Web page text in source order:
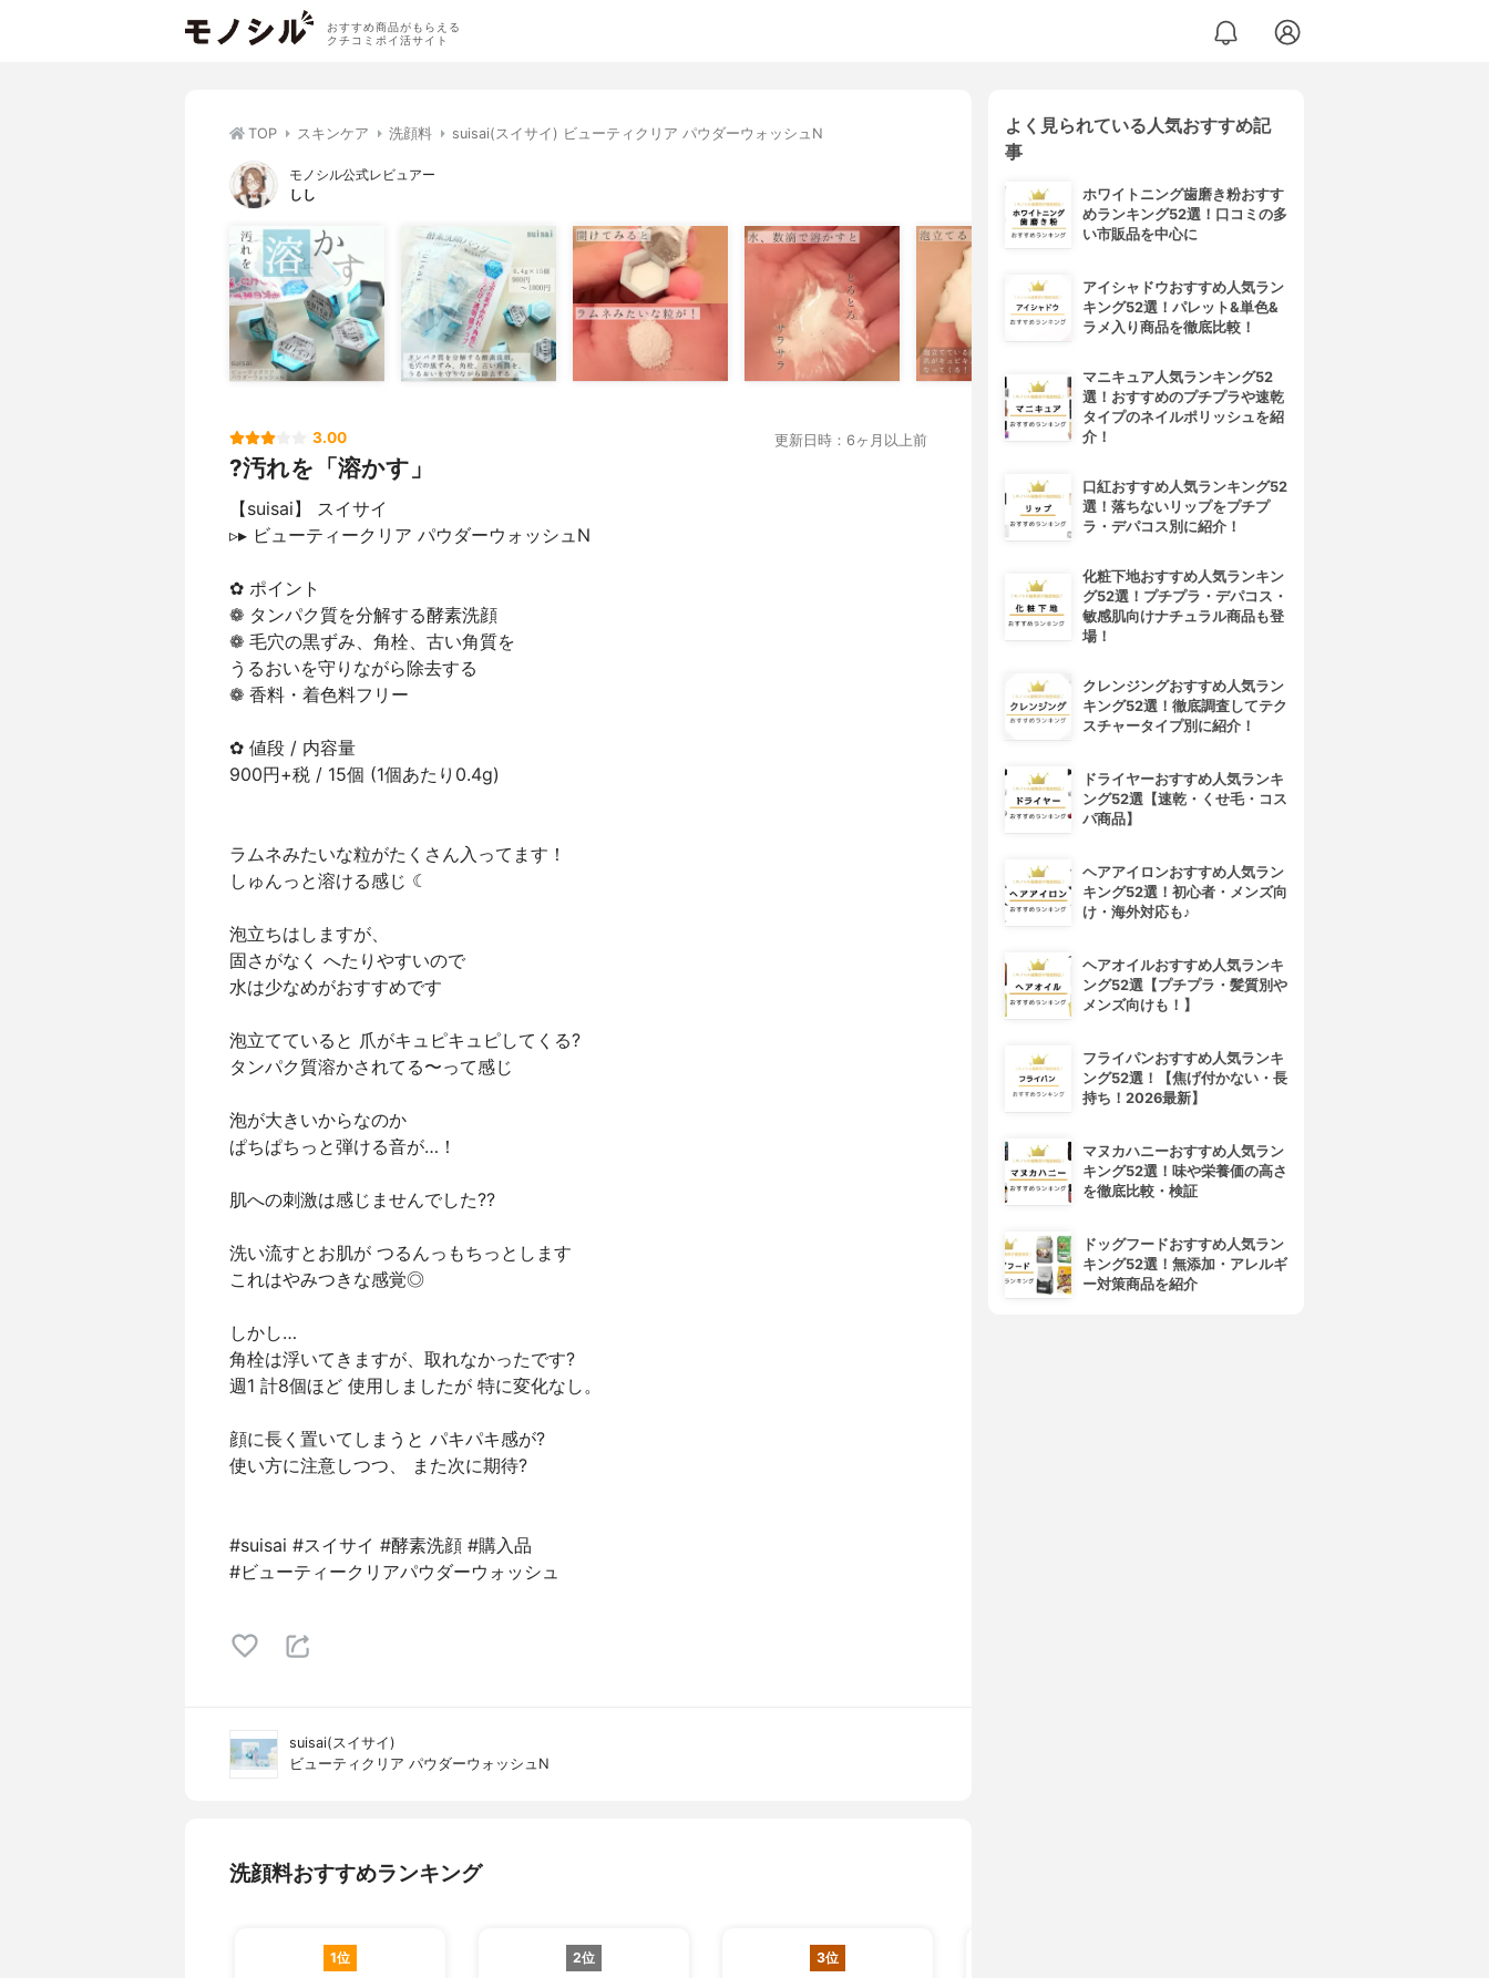
おすすめ商品がもらえる
クチコミポイ活サイト
TOP スキンケア 洗顔料 suisai(スイサイ) ビューティクリア パウダーウォッシュN
モノシル公式レビュアー
しし
3.00 更新日時：6ヶ月以上前
?汚れを「溶かす」
【suisai】 スイサイ
▹▸ ビューティークリア パウダーウォッシュN
‎✿ ポイント
❁ タンパク質を分解する酵素洗顔
❁ 毛穴の黒ずみ、角栓、古い角質を
うるおいを守りながら除去する
❁ 香料・着色料フリー
✿ 値段 / 内容量
900円+税 / 15個 (1個あたり0.4g)
ラムネみたいな粒がたくさん入ってます！
しゅんっと溶ける感じ ☾
泡立ちはしますが、
固さがなく へたりやすいので
水は少なめがおすすめです
泡立てていると 爪がキュピキュピしてくる?
タンパク質溶かされてる〜って感じ
泡が大きいからなのか
ぱちぱちっと弾ける音が…！
肌への刺激は感じませんでした??
洗い流すとお肌が つるんっもちっとします
これはやみつきな感覚◎
しかし…
角栓は浮いてきますが、取れなかったです?
週1 計8個ほど 使用しましたが 特に変化なし。
顔に長く置いてしまうと パキパキ感が?
使い方に注意しつつ、 また次に期待?
#suisai #スイサイ #酵素洗顔 #購入品
#ビューティークリアパウダーウォッシュ
suisai(スイサイ)
ビューティクリア パウダーウォッシュN
洗顔料おすすめランキング
1位 2位 3位
よく見られている人気おすすめ記
事
ホワイトニング歯磨き粉おすす
めランキング52選！口コミの多
い市販品を中心に
アイシャドウおすすめ人気ラン
キング52選！パレット&単色&
ラメ入り商品を徹底比較！
マニキュア人気ランキング52
選！おすすめのプチプラや速乾
タイプのネイルポリッシュを紹
介！
口紅おすすめ人気ランキング52
選！落ちないリップをプチプ
ラ・デパコス別に紹介！
化粧下地おすすめ人気ランキン
グ52選！プチプラ・デパコス・
敏感肌向けナチュラル商品も登
場！
クレンジングおすすめ人気ラン
キング52選！徹底調査してテク
スチャータイプ別に紹介！
ドライヤーおすすめ人気ランキ
ング52選【速乾・くせ毛・コス
パ商品】
ヘアアイロンおすすめ人気ラン
キング52選！初心者・メンズ向
け・海外対応も♪
ヘアオイルおすすめ人気ランキ
ング52選【プチプラ・髪質別や
メンズ向けも！】
フライパンおすすめ人気ランキ
ング52選！【焦げ付かない・長
持ち！2026最新】
マヌカハニーおすすめ人気ラン
キング52選！味や栄養価の高さ
を徹底比較・検証
ドッグフードおすすめ人気ラン
キング52選！無添加・アレルギ
ー対策商品を紹介